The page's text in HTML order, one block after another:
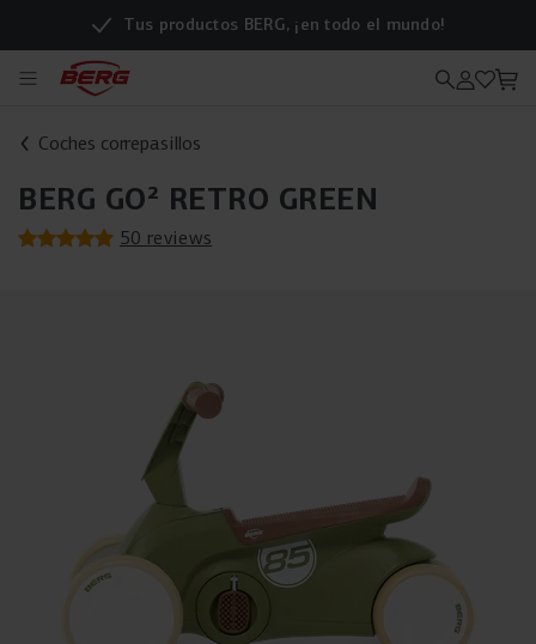
Tus productos BERG, ¡en todo el mundo!
Coches correpasillos
BERG GO² RETRO GREEN
50 reviews